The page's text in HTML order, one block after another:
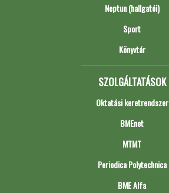
Neptun (hallgatói)
Sport
Könyvtár
SZOLGÁLTATÁSOK
Oktatási keretrendszer
BMEnet
MTMT
Periodica Polytechnica
BME Alfa